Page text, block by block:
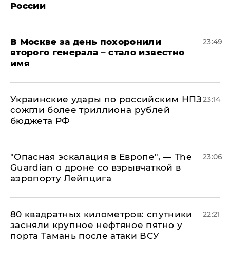
России
В Москве за день похоронили
второго генерала – стало известно
имя
23:49
Украинские удары по российским НПЗ
сожгли более триллиона рублей
бюджета РФ
23:14
"Опасная эскалация в Европе", — The
Guardian о дроне со взрывчаткой в
аэропорту Лейпцига
23:06
80 квадратных километров: спутники
засняли крупное нефтяное пятно у
порта Тамань после атаки ВСУ
22:21